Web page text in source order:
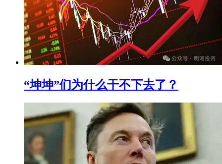
“坤坤”们为什么干不下去了？